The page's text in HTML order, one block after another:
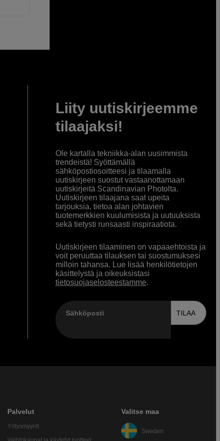
Liity uutiskirjeemme
tilaajaksi!
Ole kartalla tekniikka-alan uusimmista
trendeistä! Syöttämällä
sähköpostiosoitteesi ja tilaamalla
uutiskirjeen suostut vastaanottamaan
uutiskirjeitä Scandinavian Photolta.
Uutiskirjeen tilaajana saat upeita
tarjouksia, tietoa alan johtavien
tuotemerkkien kuulumisista ja uutuuksista
sekä tietysti runsaasti inspiraatiota.
Uutiskirjeen tilaaminen on vapaaehtoista ja
voit peruuttaa tilauksen tai suostumuksesi
milloin tahansa. Lue lisää henkilötietojen
käsittelystä ja oikeuksistasi
tietosuojaselosteestamme.
Sähköposti TILAA
Palvelut
Yritysmyynti
Valitse maa
Sweden